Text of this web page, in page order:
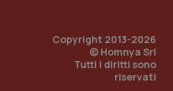
Copyright 2013-2026
© Homnya Srl
Tutti i diritti sono
riservati